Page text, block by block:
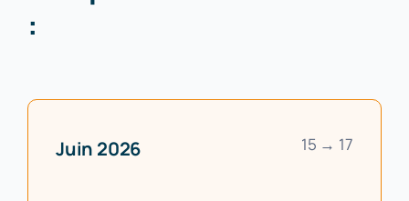
:
Juin 2026 15 → 17